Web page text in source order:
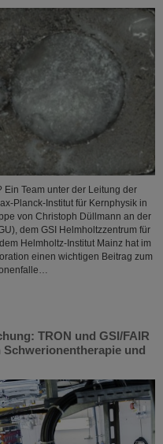
Team unter der Leitung der
Planck-Institut für Kernphysik in
von Christoph Düllmann an der
dem GSI Helmholtzzentrum für
Helmholtz-Institut Mainz hat im
einen wichtigen Beitrag zum
TRON und GSI/FAIR
und